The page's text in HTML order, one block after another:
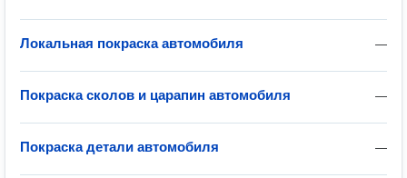
—
Локальная покраска автомобиля
—
Покраска сколов и царапин автомобиля
—
Покраска детали автомобиля